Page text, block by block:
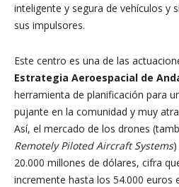
inteligente y segura de vehículos y
sus impulsores.
Este centro es una de las
Estrategia Aeroespacial de
herramienta de planificación para
pujante en la comunidad y muy
Así, el mercado de los drones
Remotely Piloted Aircraft Systems)
20.000 millones de dólares, cifra
incremente hasta los 54.000 euros